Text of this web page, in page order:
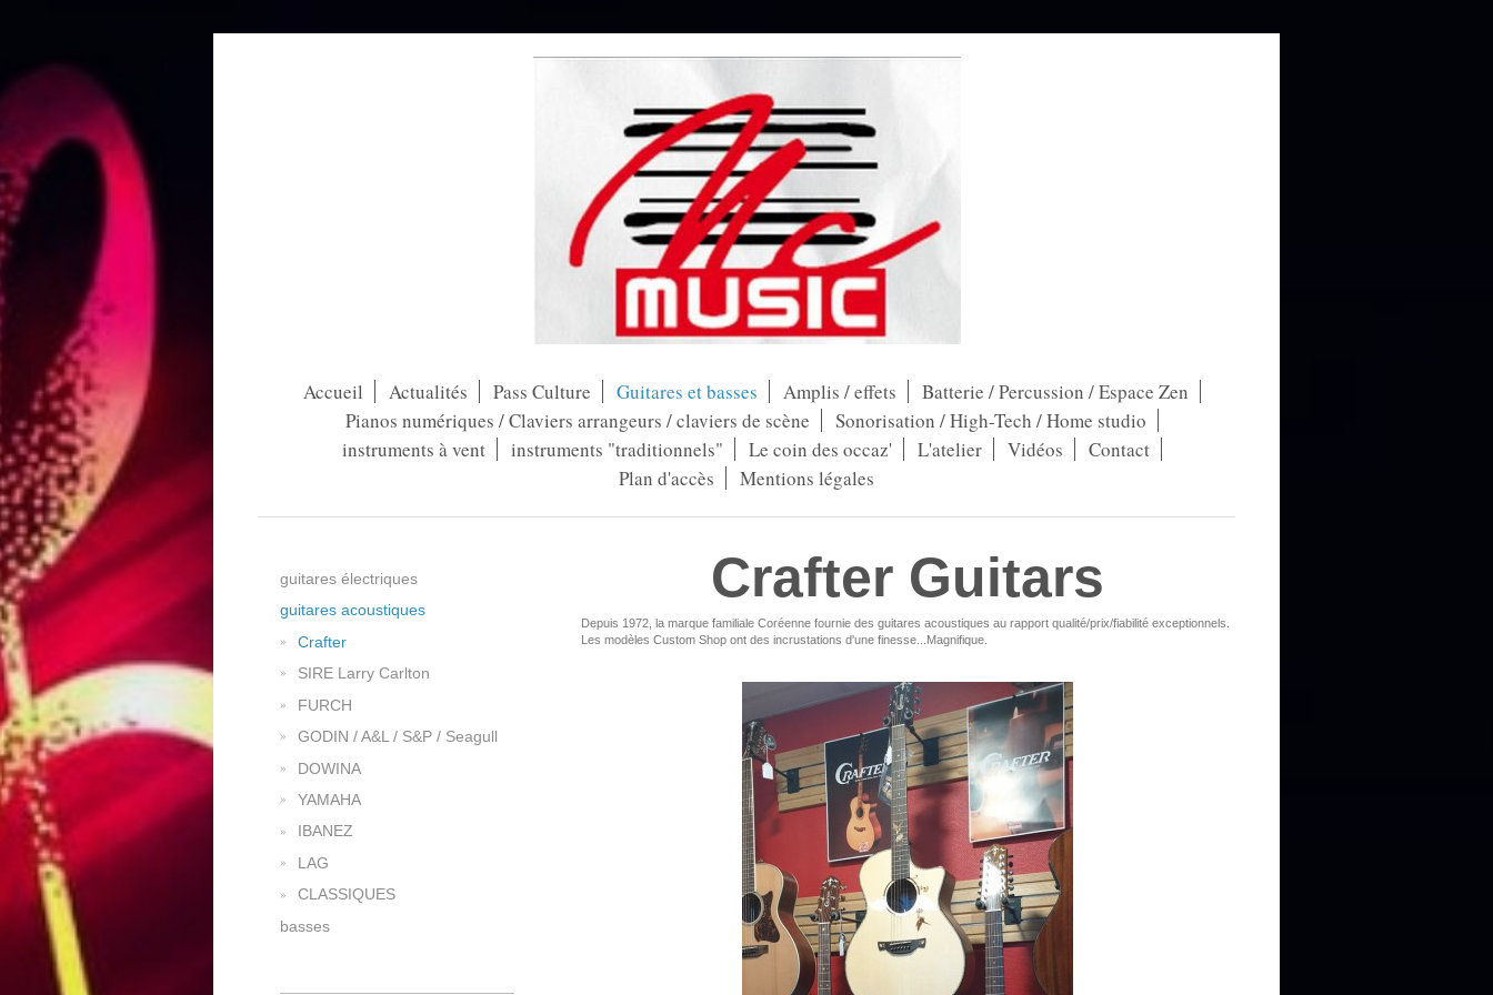
Accueil Actualités Pass Culture Guitares et basses Amplis / effets
Batterie / Percussion / Espace Zen
Pianos numériques / Claviers arrangeurs / claviers de scène
Sonorisation / High-Tech / Home studio
instruments à vent
instruments "traditionnels" Le coin des occaz' L'atelier Vidéos
Contact
Plan d'accès
Mentions légales
Crafter Guitars
Depuis 1972, la marque familiale Coréenne fournie des guitares acoustiques au rapport qualité/prix/fiabilité exceptionnels.
Les modèles Custom Shop ont des incrustations d'une finesse...Magnifique.
guitares électriques
guitares acoustiques
Crafter
SIRE Larry Carlton
FURCH
GODIN / A&L / S&P / Seagull
DOWINA
YAMAHA
IBANEZ
LAG
CLASSIQUES
basses